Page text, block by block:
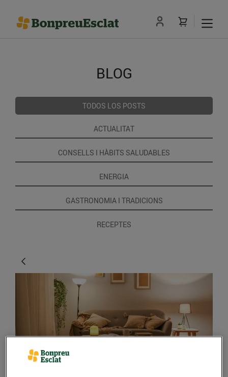
BLOG
TODOS LOS POSTS
ACTUALITAT
CONSELLS I HÀBITS SALUDABLES
ENERGIA
GASTRONOMIA I TRADICIONS
RECEPTES